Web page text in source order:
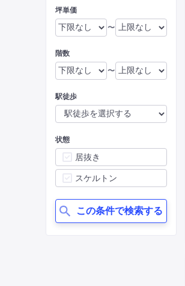
坪単価
〜
階数
〜
駅徒歩
状態
居抜き
スケルトン
この条件で検索する